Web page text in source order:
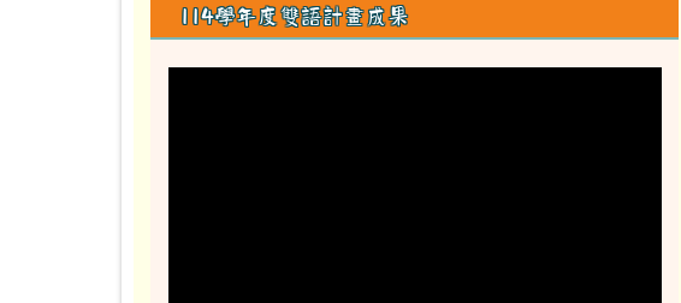
114學年度雙語計畫成果